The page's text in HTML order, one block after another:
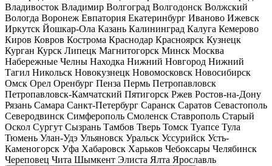
Владивосток Владимир Волгоград Волгодонск Волжский
Вологда Воронеж Евпатория Екатеринбург Иваново Ижевск
Иркутск Йошкар-Ола Казань Калининград Калуга Кемерово
Киров Ковров Кострома Краснодар Красноярск Кузнецк
Курган Курск Липецк Магнитогорск Минск Москва
Набережные Челны Находка Нижний Новгород Нижний
Тагил Никольск Новокузнецк Новомосковск Новосибирск
Омск Орел Оренбург Пенза Пермь Петропавловск
Петропавловск-Камчатский Пятигорск Ржев Ростов-на-Дону
Рязань Самара Санкт-Петербург Саранск Саратов Севастополь
Северодвинск Симферополь Смоленск Ставрополь Старый
Оскол Сургут Сызрань Тамбов Тверь Томск Туапсе Тула
Тюмень Улан-Удэ Ульяновск Уральск Уссурийск Усть-
Каменогорск Уфа Хабаровск Харьков Чебоксары Челябинск
Череповец Чита Шымкент Элиста Ялта Ярославль